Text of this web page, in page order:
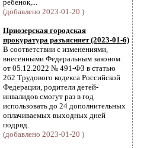
ребенок,...
(добавлено 2023-01-20 )
Приозерская городская
прокуратура разъясняет (2023-01-6)
В соответствии с изменениями,
внесенными Федеральным законом
от 05.12.2022 № 491-ФЗ в статью
262 Трудового кодекса Российской
Федерации, родители детей-
инвалидов смогут раз в год
использовать до 24 дополнительных
оплачиваемых выходных дней
подряд.
(добавлено 2023-01-20 )